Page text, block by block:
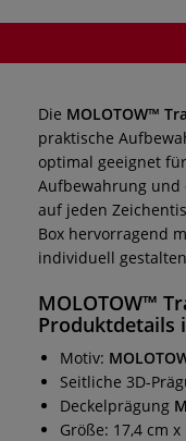
Die MOLOTOW™
praktische
optimal geeignet
Aufbewahrung
auf jeden
Box hervorragend
individuell
MOLOTOW™
Produktdetails
Motiv:
Seitliche 3D-
Deckelprägung
Größe: 17,4 cm x